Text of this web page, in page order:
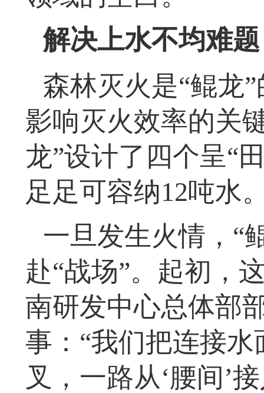
解决上水不均难题
森林灭火是“鲲龙
影响灭火效率的关
龙”设计了四个呈“
足足可容纳12吨水
一旦发生火情，“
赴“战场”。起初，
南研发中心总体部
事：“我们把连接
叉，一路从‘腰间’